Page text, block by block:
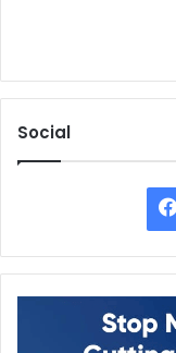
Social